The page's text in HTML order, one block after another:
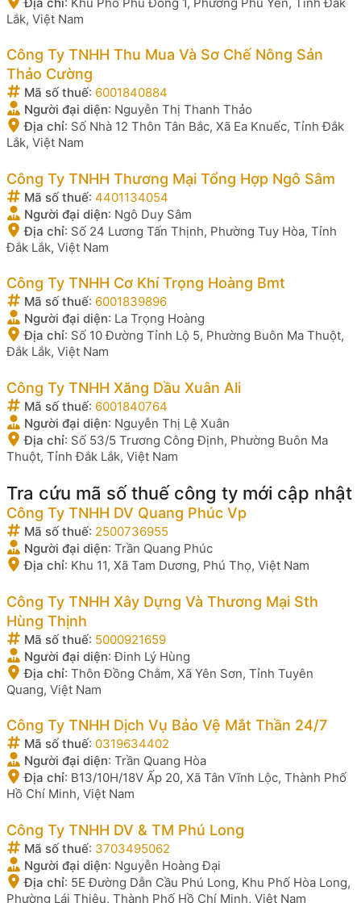
Lắk, Việt Nam
Công Ty TNHH Thu Mua Và Sơ Chế Nông Sản
Thảo Cường
Mã số thuế: 6001840884
Người đại diện: Nguyễn Thị Thanh Thảo
Địa chỉ: Số Nhà 12 Thôn Tân Bắc, Xã Ea Knuếc, Tỉnh Đắk
Lắk, Việt Nam
Công Ty TNHH Thương Mại Tổng Hợp Ngô Sâm
Mã số thuế: 4401134054
Người đại diện: Ngô Duy Sâm
Địa chỉ: Số 24 Lương Tấn Thịnh, Phường Tuy Hòa, Tỉnh
Đắk Lắk, Việt Nam
Công Ty TNHH Cơ Khí Trọng Hoàng Bmt
Mã số thuế: 6001839896
Người đại diện: La Trọng Hoàng
Địa chỉ: Số 10 Đường Tỉnh Lộ 5, Phường Buôn Ma Thuột,
Đắk Lắk, Việt Nam
Công Ty TNHH Xăng Dầu Xuân Ali
Mã số thuế: 6001840764
Người đại diện: Nguyễn Thị Lệ Xuân
Địa chỉ: Số 53/5 Trương Công Định, Phường Buôn Ma
Thuột, Tỉnh Đắk Lắk, Việt Nam
Tra cứu mã số thuế công ty mới cập nhật
Công Ty TNHH DV Quang Phúc Vp
Mã số thuế: 2500736955
Người đại diện: Trần Quang Phúc
Địa chỉ: Khu 11, Xã Tam Dương, Phú Thọ, Việt Nam
Công Ty TNHH Xây Dựng Và Thương Mại Sth
Hùng Thịnh
Mã số thuế: 5000921659
Người đại diện:Đinh Lý Hùng
Địa chỉ: Thôn Đồng Chằm, Xã Yên Sơn, Tỉnh Tuyên
Quang, Việt Nam
Công Ty TNHH Dịch Vụ Bảo Vệ Mắt Thần 24/7
Mã số thuế: 0319634402
Người đại diện: Trần Quang Hòa
Địa chỉ: B13/10H/18V Ấp 20, Xã Tân Vĩnh Lộc, Thành Phố
Hồ Chí Minh, Việt Nam
Công Ty TNHH DV & TM Phú Long
Mã số thuế: 3703495062
Người đại diện: Nguyễn Hoàng Đại
Địa chỉ: 5E Đường Dẫn Cầu Phú Long, Khu Phố Hòa Long,
Phường Lái Thiêu, Thành Phố Hồ Chí Minh, Việt Nam